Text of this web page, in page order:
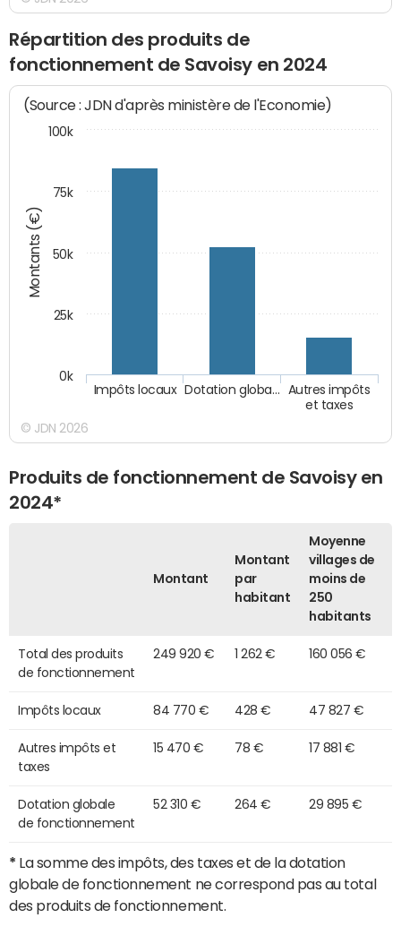
Répartition des produits de
fonctionnement de Savoisy en 2024
Montants (€)
(Source : JDN d'après ministère de l'Economie)
Autres impôts
et taxes
Dotation globa…
Impôts locaux
0k
100k
25k
50k
75k
© JDN 2026
Produits de fonctionnement de Savoisy en
2024*
Montant
Montant
par
habitant
Moyenne
villages de
moins de
250
habitants
Total des produits
de fonctionnement
249 920 € 1 262 € 160 056 €
Impôts locaux 84 770 € 428 € 47 827 €
Autres impôts et
taxes
15 470 € 78 € 17 881 €
Dotation globale
de fonctionnement
52 310 € 264 € 29 895 €
* La somme des impôts, des taxes et de la dotation
globale de fonctionnement ne correspond pas au total
des produits de fonctionnement.